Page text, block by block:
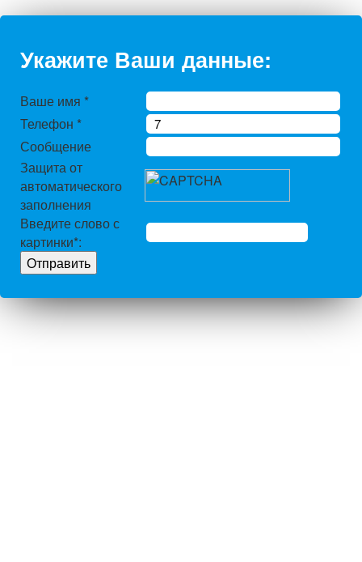
Укажите Ваши данные:
Ваше имя *
Телефон *
Сообщение
Защита от
автоматического
заполнения
Введите слово с
картинки*: